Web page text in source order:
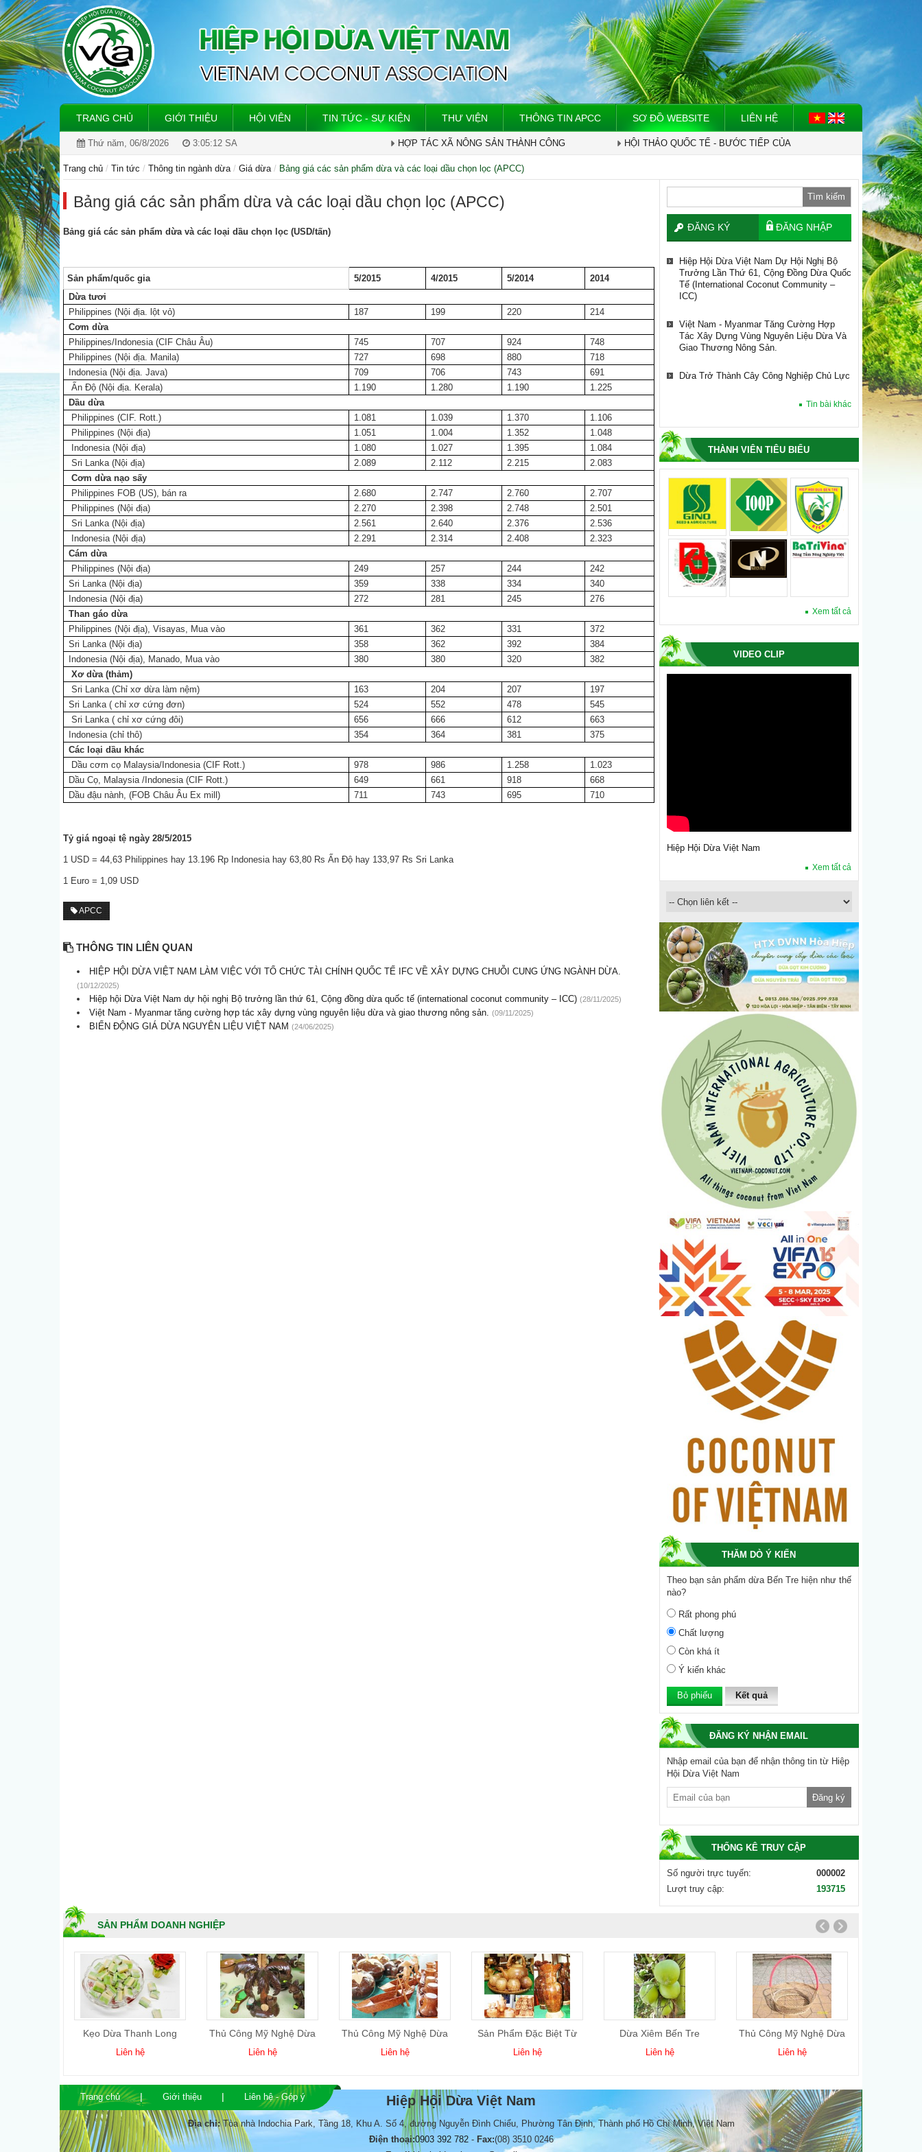
TRANG CHỦ GIỚI THIỆU HỘI VIÊN TIN TỨC - SỰ KIỆN THƯ VIỆN THÔNG TIN APCC SƠ ĐỒ WEBSITE LIÊN HỆ
Thứ năm, 06/8/2026 3:05:12 SA HỢP TÁC XÃ NÔNG SẢN THÀNH CÔNG
HỘI THẢO QUỐC TẾ - BƯỚC TIẾP CỦA
NGÀNH DỪA VIỆT NAM – THE VIETNAM
Trang chủ Tin tức Thông tin ngành dừa Giá dừa Bảng giá các sản phẩm dừa và các loại dầu chọn lọc (APCC)
Bảng giá các sản phẩm dừa và các loại dầu chọn lọc (APCC)
Bảng giá các sản phẩm dừa và các loại dầu chọn lọc (USD/tấn)
Sản phẩm/quốc gia 5/2015 4/2015 5/2014
2014
Dừa tươi
Philippines (Nội địa. lột vỏ)
187 199 220
214
Cơm dừa
Philippines/Indonesia (CIF Châu Âu)
745 707 924
748
Philippines (Nội địa. Manila)
727 698 880
718
Indonesia (Nội địa. Java)
709 706 743
691
Ấn Độ (Nội địa. Kerala)
1.190 1.280 1.190
1.225
Dầu dừa
Philippines (CIF. Rott.)
1.081 1.039 1.370
1.106
Philippines (Nội địa)
1.051 1.004 1.352
1.048
Indonesia (Nội địa)
1.080 1.027 1.395
1.084
Sri Lanka (Nội địa)
2.089 2.112 2.215
2.083
Cơm dừa nạo sấy
Philippines FOB (US), bán ra
2.680 2.747 2.760
2.707
Philippines (Nội địa)
2.270 2.398 2.748
2.501
Sri Lanka (Nội địa)
2.561 2.640 2.376
2.536
Indonesia (Nội địa)
2.291 2.314 2.408
2.323
Cám dừa
Philippines (Nội địa)
249 257 244
242
Sri Lanka (Nội địa)
359 338 334
340
Indonesia (Nội địa)
272 281 245
276
Than gáo dừa
Philippines (Nội địa), Visayas, Mua vào 361 362 331
372
Sri Lanka (Nội địa)
358 362 392
384
Indonesia (Nội địa), Manado, Mua vào 380 380 320
382
Xơ dừa (thảm)
Sri Lanka (Chỉ xơ dừa làm nệm)
163 204 207
197
Sri Lanka ( chỉ xơ cứng đơn)
524 552 478
545
Sri Lanka ( chỉ xơ cứng đôi)
656 666 612
663
Indonesia (chỉ thô)
354 364 381
375
Các loại dầu khác
Dầu cơm cọ Malaysia/Indonesia (CIF Rott.)
978 986 1.258
1.023
Dầu Cọ, Malaysia /Indonesia (CIF Rott.) 649 661 918
668
Dầu đậu nành, (FOB Châu Âu Ex mill)
711 743 695 710
Tỷ giá ngoại tệ ngày 28/5/2015
1 USD = 44,63 Philippines hay 13.196 Rp Indonesia hay 63,80 Rs Ấn Độ hay 133,97 Rs Sri Lanka
1 Euro = 1,09 USD
APCC
THÔNG TIN LIÊN QUAN
HIỆP HỘI DỪA VIỆT NAM LÀM VIỆC VỚI TỔ CHỨC TÀI CHÍNH QUỐC TẾ IFC VỀ XÂY DỰNG CHUỖI CUNG ỨNG NGÀNH DỪA.
(10/12/2025)
Hiệp hội Dừa Việt Nam dự hội nghị Bộ trưởng lần thứ 61, Cộng đồng dừa quốc tế (international coconut community – ICC) (28/11/2025)
Việt Nam - Myanmar tăng cường hợp tác xây dựng vùng nguyên liệu dừa và giao thương nông sản. (09/11/2025)
BIẾN ĐỘNG GIÁ DỪA NGUYÊN LIỆU VIỆT NAM (24/06/2025)
Tìm kiếm
ĐĂNG KÝ ĐĂNG NHẬP
TỔ CHỨC TÀI CHÍNH QUỐC TẾ IFC VỀ
XÂY DỰNG CHUỖI CUNG ỨNG NGÀNH
DỪA.
Hiệp Hội Dừa Việt Nam Dự Hội Nghị Bộ
Trưởng Lần Thứ 61, Cộng Đồng Dừa Quốc
Tế (international Coconut Community –
ICC)
Việt Nam - Myanmar Tăng Cường Hợp
Tác Xây Dựng Vùng Nguyên Liệu Dừa Và
Giao Thương Nông Sản.
HIỆP HỘI DỪA VIỆT NAM LÀM VIỆC VỚI
TỔ CHỨC TÀI CHÍNH QUỐC TẾ IFC VỀ
XÂY DỰNG CHUỖI CUNG ỨNG NGÀNH
DỪA.
Hiệp Hội Dừa Việt Nam Dự Hội Nghị Bộ
Trưởng Lần Thứ 61, Cộng Đồng Dừa Quốc
Tế (international Coconut Community –
ICC)
Việt Nam - Myanmar Tăng Cường Hợp
Tác Xây Dựng Vùng Nguyên Liệu Dừa Và
Giao Thương Nông Sản.
Dừa Trở Thành Cây Công Nghiệp Chủ Lực
HIỆP HỘI DỪA VIỆT NAM LÀM VIỆC VỚI
XÂY DỰNG CHUỖI CUNG ỨNG NGÀNH
DỪA.
Hiệp Hội Dừa Việt Nam Dự Hội Nghị Bộ
Trưởng Lần Thứ 61, Cộng Đồng Dừa Quốc
Tế (international Coconut Community –
ICC)
Việt Nam - Myanmar Tăng Cường Hợp
Tác Xây Dựng Vùng Nguyên Liệu Dừa Và
Giao Thương Nông Sản.
Dừa Trở Thành Cây Công Nghiệp Chủ Lực
Tin bài khác
THÀNH VIÊN TIÊU BIỂU
Xem tất cả
VIDEO CLIP
Hiệp Hội Dừa Việt Nam
Xem tất cả
THĂM DÒ Ý KIẾN
Theo bạn sản phẩm dừa Bến Tre hiện như thế
nào?
Rất phong phú
Chất lượng
Còn khá ít
Ý kiến khác
Kết quả
ĐĂNG KÝ NHẬN EMAIL
Nhập email của bạn để nhận thông tin từ Hiệp
Hội Dừa Việt Nam
THỐNG KÊ TRUY CẬP
Số người trực tuyến:
000002
Lượt truy cập:
193715
SẢN PHẨM DOANH NGHIỆP
Kẹo Dừa Thanh Long
Liên hệ
Thủ Công Mỹ Nghệ Dừa
Liên hệ
Thủ Công Mỹ Nghệ Dừa
04
Liên hệ
Sản Phẩm Đặc Biệt Từ
Dừa
Liên hệ
Dừa Xiêm Bến Tre
Liên hệ
Thủ Công Mỹ Nghệ Dừa
Liên hệ
Hiệp Hội Dừa Việt Nam
Địa chỉ: Tòa nhà Indochia Park, Tầng 18, Khu A. Số 4, đường Nguyễn Đình Chiểu, Phường Tân Định, Thành phố Hồ Chí Minh, Việt Nam
Điện thoại:0903 392 782- Fax:(08) 3510 0246
Trang chủ Giới thiệu Liên hệ - Góp ý